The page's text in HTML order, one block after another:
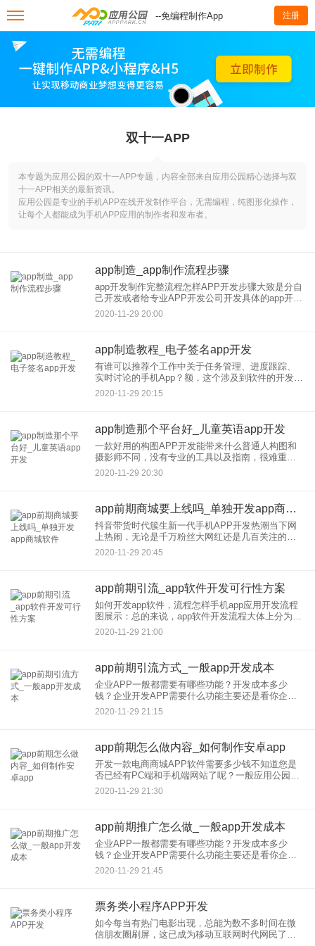
--免编程制作App 注册
双十一APP
本专题为应用公园的双十一APP专题，内容全部来自应用公园精心选择与双
十一APP相关的最新资讯。
应用公园是专业的手机APP在线开发制作平台，无需编程，纯图形化操作，
让每个人都能成为手机APP应用的制作者和发布者。
app制造_app制作流程步骤
app开发制作完整流程怎样APP开发步骤大致是分自
己开发或者给专业APP开发公司开发具体的app开发
步骤有：1、自己开发流程： 项目总体概念——APP
具体需求分析——UI制作（这又分平面设计图纸、
2020-11-29 20:00
app制造教程_电子签名app开发
有谁可以推荐个工作中关于任务管理、进度跟踪、
实时讨论的手机App？额，这个涉及到软件的开发，
需要会编程和Java然后你可以在应用宝上面下载软
件的开发教程的！应用宝里面的资源很多，除了有
2020-11-29 20:15
app制造那个平台好_儿童英语app开发
一款好用的构图APP开发能带来什么普通人构图和
摄影师不同，没有专业的工具以及指南，很难重新
制作一个好作品。这样就能让用户在不同的构图中
选择自己满意的那款。 一款好用的构图APP开发到
2020-11-29 20:30
app前期商城要上线吗_单独开发app商城软件
抖音带货时代簇生新一代手机APP开发热潮当下网
上热闹，无论是千万粉丝大网红还是几百关注的个
人小主播，2020年时代变迁，很多传统行业冲击严
重，一个时代的发展，必定带来一个新机遇的突飞
2020-11-29 20:45
app前期引流_app软件开发可行性方案
如何开发app软件，流程怎样手机app应用开发流程
图展示：总的来说，app软件开发流程大体上分为三
个阶段，即app开发前期，app开发中期，以及app开
发后期。其中，app开发前期就包括app开发流程
2020-11-29 21:00
app前期引流方式_一般app开发成本
企业APP一般都需要有哪些功能？开发成本多少
钱？企业开发APP需要什么功能主要还是看你企业
用这个APP干什么，要是纯展示企业形象我觉得没
有太大的作用，只能说显得你公司比较正规，连自
2020-11-29 21:15
app前期怎么做内容_如何制作安卓app
开发一款电商商城APP软件需要多少钱不知道您是
否已经有PC端和手机端网站了呢？一般应用公园是
建议有商城需求的用户，先从电脑端、前期更有利
于推广，积累用户，有一定积累后再进行APP开
2020-11-29 21:30
app前期推广怎么做_一般app开发成本
企业APP一般都需要有哪些功能？开发成本多少
钱？企业开发APP需要什么功能主要还是看你企业
用这个APP干什么，要是纯展示企业形象我觉得没
有太大的作用，只能说显得你公司比较正规，连自
2020-11-29 21:45
票务类小程序APP开发
如今每当有热门电影出现，总能为数不多时间在微
信朋友圈刷屏，这已成为移动互联网时代网民了解